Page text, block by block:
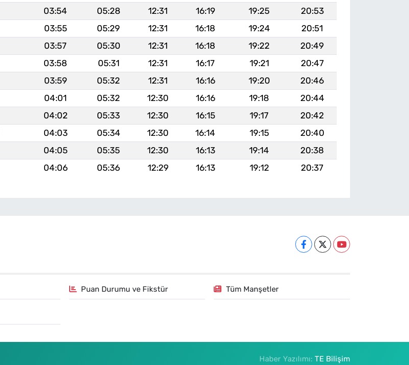
03:54 05:28 12:31 16:19 19:25
20:53
03:55 05:29 12:31 16:18 19:24
20:51
03:57 05:30 12:31 16:18 19:22
20:49
03:58 05:31 12:31 16:17 19:21
20:47
03:59 05:32 12:31 16:16 19:20
20:46
04:01 05:32 12:30 16:16 19:18
20:44
04:02 05:33 12:30 16:15 19:17
20:42
04:03 05:34 12:30 16:14 19:15
20:40
04:05 05:35 12:30 16:13 19:14
20:38
04:06 05:36 12:29 16:13 19:12 20:37
Puan Durumu ve Fikstür Tüm Manşetler
Haber Yazılımı:TE Bilişim